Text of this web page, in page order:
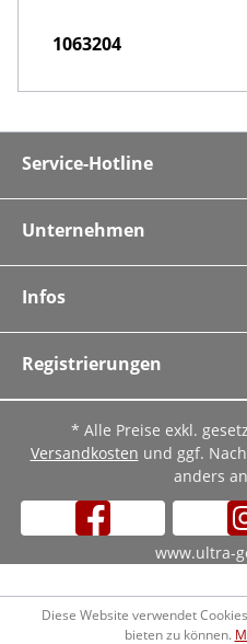
1063204
Service-Hotline
Unternehmen
Infos
Registrierungen
* Alle Preise exkl.
Versandkosten und ggf.
anders
www.ultra-
Diese Website verwendet
bieten zu können.